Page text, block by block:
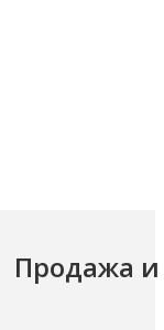
Продажа и